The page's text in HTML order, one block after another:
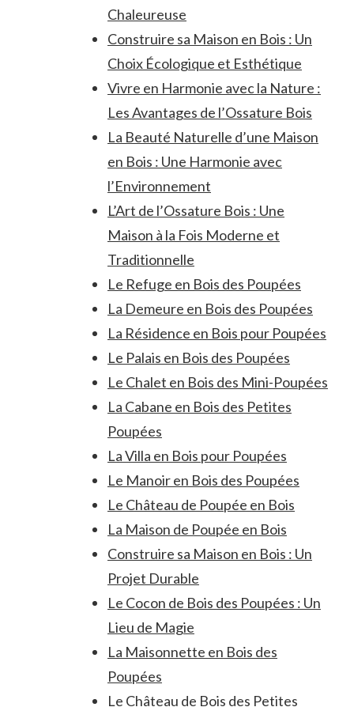
Chaleureuse
Construire sa Maison en Bois : Un
Choix Écologique et Esthétique
Vivre en Harmonie avec la Nature :
Les Avantages de l’Ossature Bois
La Beauté Naturelle d’une Maison
en Bois : Une Harmonie avec
l’Environnement
L’Art de l’Ossature Bois : Une
Maison à la Fois Moderne et
Traditionnelle
Le Refuge en Bois des Poupées
La Demeure en Bois des Poupées
La Résidence en Bois pour Poupées
Le Palais en Bois des Poupées
Le Chalet en Bois des Mini-Poupées
La Cabane en Bois des Petites
Poupées
La Villa en Bois pour Poupées
Le Manoir en Bois des Poupées
Le Château de Poupée en Bois
La Maison de Poupée en Bois
Construire sa Maison en Bois : Un
Projet Durable
Le Cocon de Bois des Poupées : Un
Lieu de Magie
La Maisonnette en Bois des
Poupées
Le Château de Bois des Petites